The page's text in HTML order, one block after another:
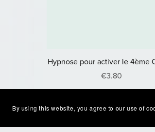
Hypnose pour activer le 4ème
€3.80
By using this website, you agree to our use of